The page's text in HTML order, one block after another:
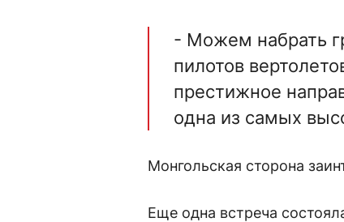
- Можем набрать
пилотов
престижное
одна из самых
Монгольская сторона
Еще одна встреча